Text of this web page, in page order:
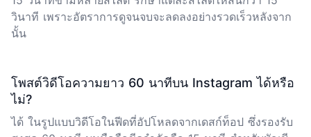
วินาที เพราะอัตราการดูจนจบจะลดลงอย่างรวดเร็วหลังจาก
นั้น
โพสต์วิดีโอความยาว 60 นาทีบน Instagram ได้หรือ
ไม่?
ได้ ในรูปแบบวิดีโอในฟีดที่อัปโหลดจากเดสก์ท็อป ซึ่งรองรับ